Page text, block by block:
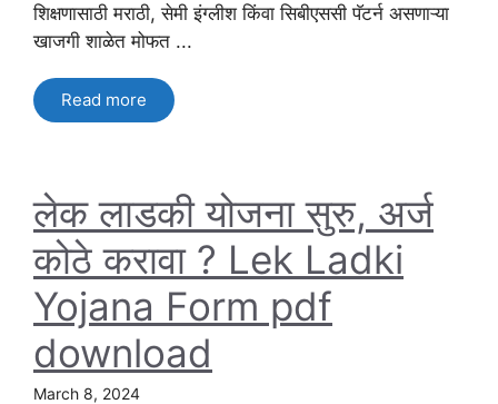
शिक्षणासाठी मराठी, सेमी इंग्लीश किंवा सिबीएससी पॅटर्न असणाऱ्या
खाजगी शाळेत मोफत ...
Read more
लेक लाडकी योजना सुरु, अर्ज
कोठे करावा ? Lek Ladki
Yojana Form pdf
download
March 8, 2024